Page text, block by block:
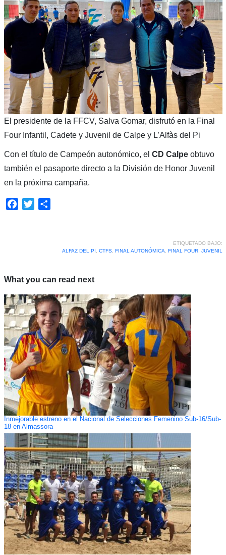
El presidente de la FFCV, Salva Gomar, disfrutó en la Final
Four Infantil, Cadete y Juvenil de Calpe y L’Alfàs del Pi
Con el título de Campeón autonómico, el CD Calpeobtuvo
también el pasaporte directo a la División de Honor Juvenil
en la próxima campaña.
Facebook
Twitter
ETIQUETADO BAJO:
ALFAZ DEL PI, CTFS, FINAL AUTONÓMICA, FINAL FOUR, JUVENIL
What you can read next
Inmejorable estreno en el Nacional de Selecciones Femenino Sub-16/Sub-
18 en Almassora